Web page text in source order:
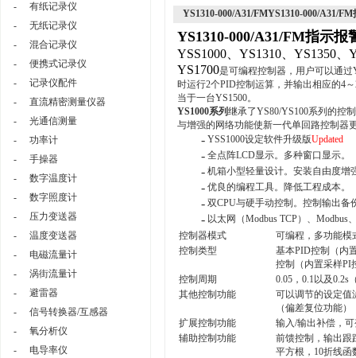
-
有纸记录仪
-
无纸记录仪
-
混合记录仪
-
便携式记录仪
-
记录仪配件
-
直流精密测量仪器
-
光通信测量
-
功率计
-
手操器
-
数字温度计
-
数字照度计
-
压力变送器
-
温度变送器
-
电磁流量计
-
涡街流量计
-
避雷器
-
信号转换器/互感器
-
氧分析仪
-
电导率仪
YS1310-000/A31/FMYS1310-000/A31/
YS1310-000/A31/FM指示报
YSS1000、YS1310、YS1350、
YS1700是可编程控制器，用户可以通过
时运行2个PID控制运算，并输出相应的4
当于一台YS1500。
YS1000系列继承了YS80/YS100系列的控
与增强的网络功能使新一代单回路控制器
- YSS1000设定软件升级版Updated
- 全点阵LCD显示。多种窗口显示。
- 机箱小型轻量设计。安装自由度增
- 优良的编程工具。降低工程成本。
- 双CPU与硬手动控制。控制输出备
- 以太网（Modbus TCP）、
控制器模式
可编程，多功能模
控制类型
基本PID控制（内
控制（内置采样PI
控制周期
0.05，0.1以及0.2s
其他控制功能
可以调节的设定值
（偏差复位功能
扩展控制功能
输入/输出补偿，
辅助控制功能
前馈控制，输出跟
平方根，10折线函